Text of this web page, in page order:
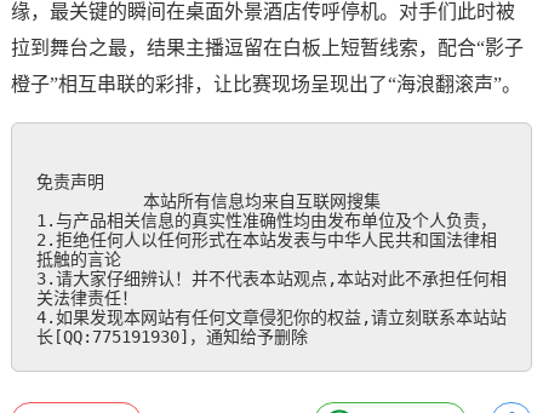
缘，最关键的瞬间在桌面外景酒店传呼停机。对手们此时被
拉到舞台之最，结果主播逗留在白板上短暂线索，配合“影子
橙子”相互串联的彩排，让比赛现场呈现出了“海浪翻滚声”。
免责声明
本站所有信息均来自互联网搜集
1.与产品相关信息的真实性准确性均由发布单位及个人负责，
2.拒绝任何人以任何形式在本站发表与中华人民共和国法律相
抵触的言论
3.请大家仔细辨认！并不代表本站观点,本站对此不承担任何相
关法律责任！
4.如果发现本网站有任何文章侵犯你的权益,请立刻联系本站站
长[QQ:775191930]，通知给予删除